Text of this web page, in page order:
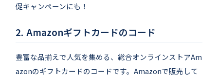
促キャンペーンにも！
Amazonギフトカードのコード
豊富な品揃えで人気を集める、総合オンラインストアAm
azonのギフトカードのコードです。Amazonで販売して